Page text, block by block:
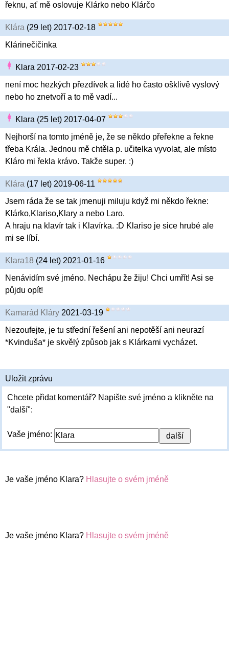
řeknu, ať mě oslovuje Klárko nebo Klárčo
Klára (29 let) 2017-02-18
Klárinečičinka
Klara 2017-02-23
není moc hezkých přezdívek a lidé ho často ošklivě vyslový
nebo ho znetvoří a to mě vadí...
Klara (25 let) 2017-04-07
Nejhorší na tomto jméně je, že se někdo přeřekne a řekne
třeba Krála. Jednou mě chtěla p. učitelka vyvolat, ale místo
Kláro mi řekla krávo. Takže super. :)
Klára (17 let) 2019-06-11
Jsem ráda že se tak jmenuji miluju když mi někdo řekne:
Klárko,Klariso,Klary a nebo Laro.
A hraju na klavír tak i Klavírka. :D Klariso je sice hrubé ale
mi se líbí.
Klara18 (24 let) 2021-01-16
Nenávidím své jméno. Nechápu že žiju! Chci umřít! Asi se
půjdu opít!
Kamarád Kláry 2021-03-19
Nezoufejte, je tu střední řešení ani nepotěší ani neurazí
*Kvinduša* je skvělý způsob jak s Klárkami vycházet.
Uložit zprávu
Chcete přidat komentář? Napište své jméno a klikněte na
"další":
Vaše jméno:
Je vaše jméno Klara? Hlasujte o svém jméně
Je vaše jméno Klara? Hlasujte o svém jméně